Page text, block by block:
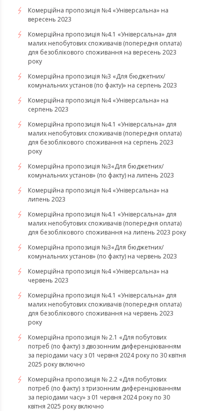
Комерційна пропозиція №4 «Універсальна» на
вересень 2023
Комерційна пропозиція №4.1 «Універсальна» для
малих непобутових споживачів (попередня оплата)
для безоблікового споживання на вересень 2023
року
Комерційна пропозиція №3 «Для бюджетних/
комунальних установ (по факту)» на серпень 2023
Комерційна пропозиція №4 «Універсальна» на
серпень 2023
Комерційна пропозиція №4.1 «Універсальна» для
малих непобутових споживачів (попередня оплата)
для безоблікового споживання на серпень 2023
року
​​​​​​​Комерційна пропозиція №3«Для бюджетних/
комунальних установ» (по факту) на липень 2023
Комерційна пропозиція №4 «Універсальна» на
липень 2023
Комерційна пропозиція №4.1 «Універсальна» для
малих непобутових споживачів (попередня оплата)
для безоблікового споживання на липень 2023 року
Комерційна пропозиція №3«Для бюджетних/
комунальних установ» (по факту) на червень 2023
Комерційна пропозиція №4 «Універсальна» на
червень 2023
Комерційна пропозиція №4.1 «Універсальна» для
малих непобутових споживачів (попередня оплата)
для безоблікового споживання на червень 2023
року
Комерційна пропозиція № 2.1 «Для побутових
потреб (по факту) з двозонним диференціюванням
за періодами часу з 01 червня 2024 року по 30 квітня
2025 року включно
Комерційна пропозиція № 2.2 «Для побутових
потреб (по факту) з тризонним диференціюванням
за періодами часу» з 01 червня 2024 року по 30
квітня 2025 року включно